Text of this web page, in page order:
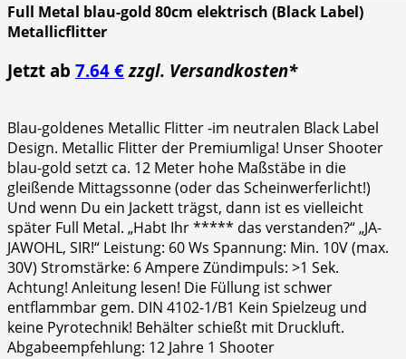
Full Metal blau-gold 80cm elektrisch (Black Label)
Metallicflitter
Jetzt ab 7.64 € zzgl. Versandkosten*
Blau-goldenes Metallic Flitter -im neutralen Black Label
Design. Metallic Flitter der Premiumliga! Unser Shooter
blau-gold setzt ca. 12 Meter hohe Maßstäbe in die
gleißende Mittagssonne (oder das Scheinwerferlicht!)
Und wenn Du ein Jackett trägst, dann ist es vielleicht
später Full Metal. „Habt Ihr ***** das verstanden?“ „JA-
JAWOHL, SIR!“ Leistung: 60 Ws Spannung: Min. 10V (max.
30V) Stromstärke: 6 Ampere Zündimpuls: >1 Sek.
Achtung! Anleitung lesen! Die Füllung ist schwer
entflammbar gem. DIN 4102-1/B1 Kein Spielzeug und
keine Pyrotechnik! Behälter schießt mit Druckluft.
Abgabeempfehlung: 12 Jahre 1 Shooter